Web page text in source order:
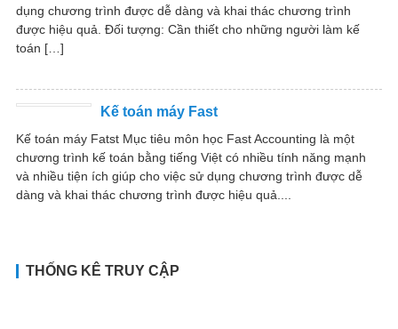
dụng chương trình được dễ dàng và khai thác chương trình
được hiệu quả. Đối tượng: Cần thiết cho những người làm kế
toán […]
Kế toán máy Fast
Kế toán máy Fatst Mục tiêu môn học Fast Accounting là một
chương trình kế toán bằng tiếng Việt có nhiều tính năng mạnh
và nhiều tiện ích giúp cho việc sử dụng chương trình được dễ
dàng và khai thác chương trình được hiệu quả....
THỐNG KÊ TRUY CẬP